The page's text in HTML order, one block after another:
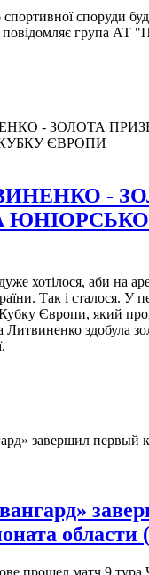
спортивної споруди
група АТ
-
хотілося, аби на
Так і сталося. У
Європи, який
Литвиненко здобула